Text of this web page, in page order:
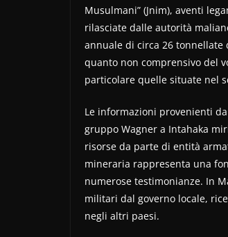
Musulmani” (Jnim), aventi
rilasciate dalle autorità
annuale di circa 26 tonnellate
quanto non comprensivo del
particolare quelle situate nel
Le informazioni provenienti
gruppo Wagner a Intahaka
risorse da parte di entità
mineraria rappresenta una
numerose testimonianze. In
militari dal governo locale,
negli altri paesi.